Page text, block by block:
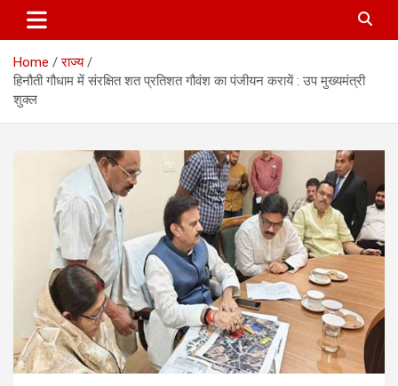
Home
राज्य
हिनौती गौधाम में संरक्षित शत प्रतिशत गौवंश का पंजीयन करायें : उप मुख्यमंत्री
शुक्ल